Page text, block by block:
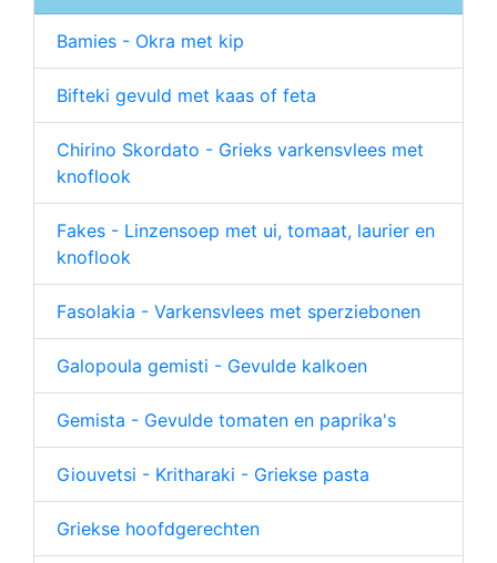
Bamies - Okra met kip
Bifteki gevuld met kaas of feta
Chirino Skordato - Grieks varkensvlees met
knoflook
Fakes - Linzensoep met ui, tomaat, laurier en
knoflook
Fasolakia - Varkensvlees met sperziebonen
Galopoula gemisti - Gevulde kalkoen
Gemista - Gevulde tomaten en paprika's
Giouvetsi - Kritharaki - Griekse pasta
Griekse hoofdgerechten